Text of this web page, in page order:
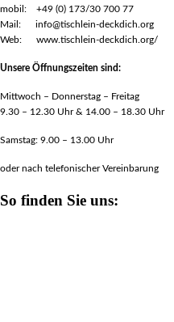
mobil: +49 (0) 173/30 700 77
Mail: info@tischlein-deckdich.org
Web: www.tischlein-deckdich.org/
Unsere Öffnungszeiten sind:
Mittwoch – Donnerstag – Freitag
9.30 – 12.30 Uhr & 14.00 – 18.30 Uhr
Samstag: 9.00 – 13.00 Uhr
oder nach telefonischer Vereinbarung
So finden Sie uns: